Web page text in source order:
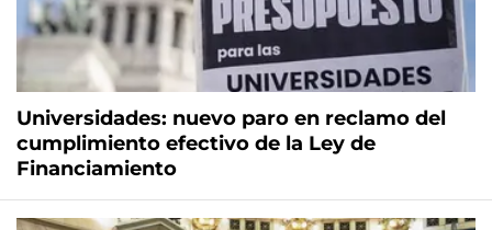
Universidades: nuevo paro en reclamo del
cumplimiento efectivo de la Ley de
Financiamiento